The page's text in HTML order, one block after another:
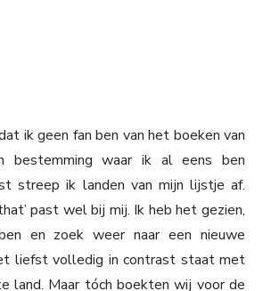
ik geen fan ben van het boeken van
bestemming waar ik al eens ben
streep ik landen van mijn lijstje af.
past wel bij mij. Ik heb het gezien,
en zoek weer naar een nieuwe
liefst volledig in contrast staat met
land. Maar tóch boekten wij voor de